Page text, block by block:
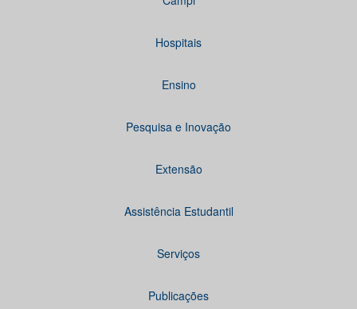
Hospitais
Ensino
Pesquisa e Inovação
Extensão
Assistência Estudantil
Serviços
Publicações